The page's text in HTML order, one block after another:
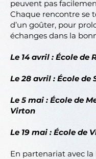
peuvent pas
Chaque rencontre se
d’un goûter, pour
échanges dans la
Le 14 avril : École de
Le 28 avril : École de
Le 5 mai : École de
Virton
Le 19 mai : École de
En partenariat avec